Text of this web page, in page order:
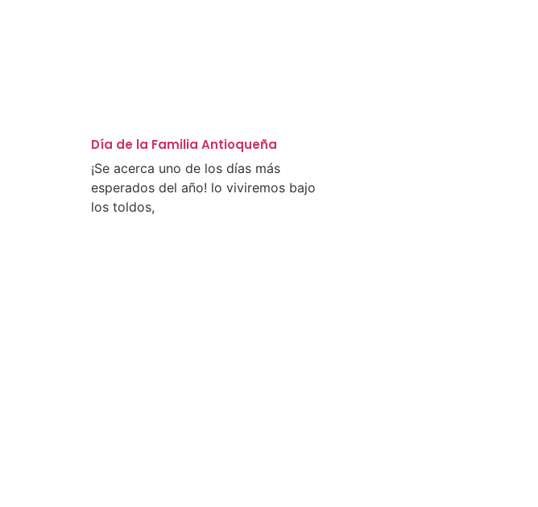
Día de la Familia Antioqueña
¡Se acerca uno de los días más
esperados del año! lo viviremos bajo
los toldos,